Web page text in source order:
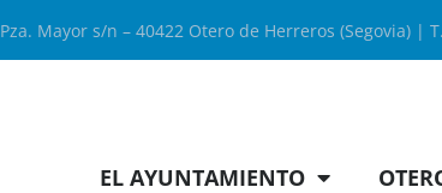
Pza. Mayor s/n – 40422 Otero de Herreros (Segovia) |
EL AYUNTAMIENTO